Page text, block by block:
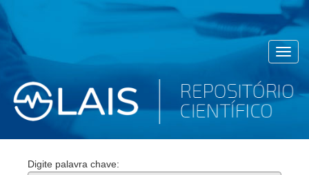
Digite palavra chave: